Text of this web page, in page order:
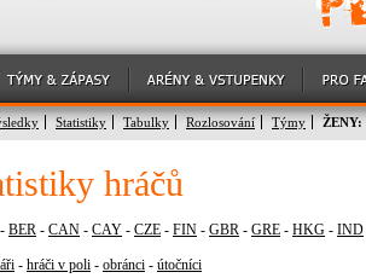
Statistiky Tabulky Rozlosování Týmy ŽENY:
hráčů
BER - CAN - CAY - CZE - FIN - GBR - GRE - HKG - IND
- hráči v poli - obránci - útočníci